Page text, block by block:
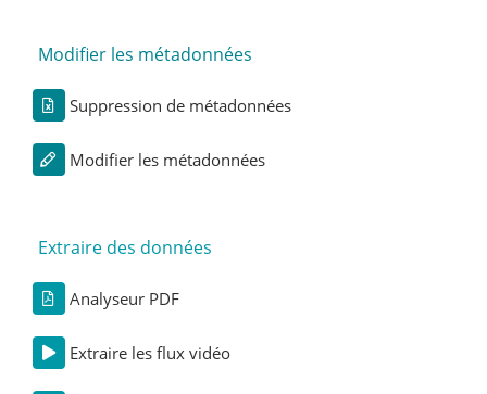
Modifier les métadonnées
Suppression de métadonnées
Modifier les métadonnées
Extraire des données
Analyseur PDF
Extraire les flux vidéo